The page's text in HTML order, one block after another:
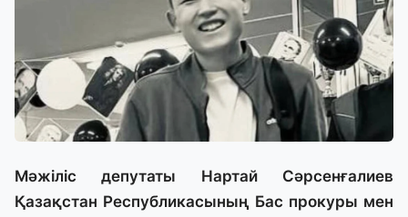
Мәжіліс депутаты Нартай Сәрсенғалиев
Қазақстан Республикасының Бас прокуры мен